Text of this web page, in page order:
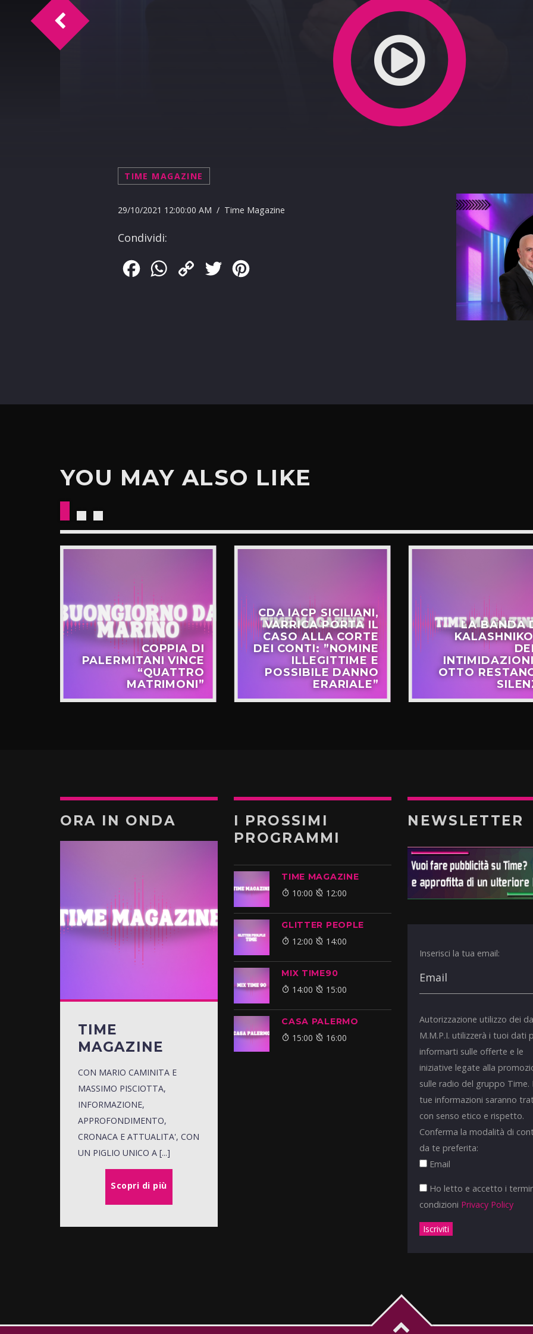
TIME MAGAZINE
29/10/2021 12:00:00 AM / Time Magazine
Condividi:
FacebookWhatsApp
Copy
Twitter
TM Intervista Roberto Puglisi
YOU MAY ALSO LIKE
COPPIA DI
PALERMITANI VINCE
“QUATTRO
MATRIMONI”
CDA IACP SICILIANI,
VARRICA PORTA IL
CASO ALLA CORTE
DEI CONTI: ”NOMINE
ILLEGITTIME E
POSSIBILE DANNO
ERARIALE”
LA BANDA
OTTO
ORA IN ONDA
TIME
MAGAZINE
CON MARIO CAMINITA E
MASSIMO PISCIOTTA,
INFORMAZIONE,
APPROFONDIMENTO,
CRONACA E ATTUALITA', CON
UN PIGLIO UNICO A [...]
Scopri di più
I PROSSIMI
PROGRAMMI
TIME MAGAZINE
10:00 12:00
GLITTER PEOPLE
12:00 14:00
MIX TIME90
14:00 15:00
CASA PALERMO
15:00 16:00
NEWSLETTER
Inserisci la tua email:
Autorizzazione utilizzo dei
M.M.P.I. utilizzerà i tuoi dati
informarti sulle offerte e le
iniziative legate alla
sulle radio del gruppo Time.
tue informazioni saranno
con senso etico e rispetto.
Conferma la modalità di
da te preferita:
Email
Ho letto e accetto i
condizioni Privacy Policy